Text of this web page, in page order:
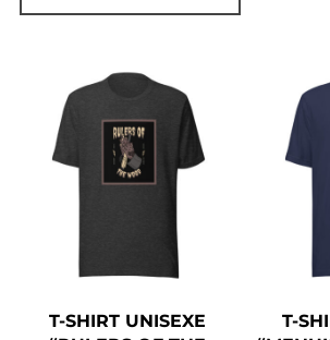
plusieurs
variations.
Les
peuvent
être
sur
T-SHIRT UNISEXE
T-